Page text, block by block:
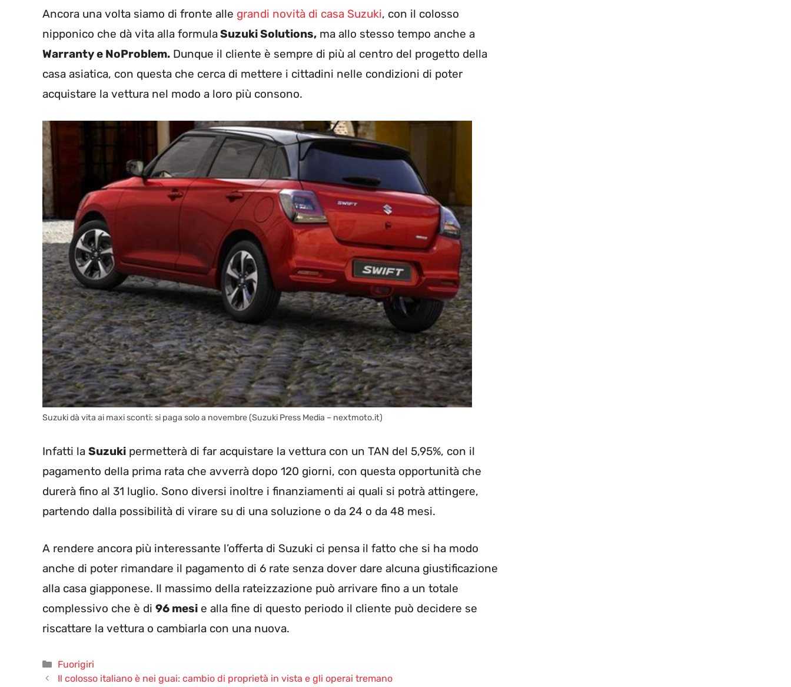
Ancora una volta siamo di fronte alle grandi novità di casa Suzuki, con il colosso
nipponico che dà vita alla formulaSuzuki Solutions, ma allo stesso tempo anche a
Warranty e NoProblem. Dunque il cliente è sempre di più al centro del progetto della
casa asiatica, con questa che cerca di mettere i cittadini nelle condizioni di poter
acquistare la vettura nel modo a loro più consono.
Suzuki dà vita ai maxi sconti: si paga solo a novembre (Suzuki Press Media – nextmoto.it)
Infatti la Suzuki permetterà di far acquistare la vettura con un TAN del 5,95%, con il
pagamento della prima rata che avverrà dopo 120 giorni, con questa opportunità che
durerà fino al 31 luglio. Sono diversi inoltre i finanziamenti ai quali si potrà attingere,
partendo dalla possibilità di virare su di una soluzione o da 24 o da 48 mesi.
A rendere ancora più interessante l’offerta di Suzuki ci pensa il fatto che si ha modo
anche di poter rimandare il pagamento di 6 rate senza dover dare alcuna giustificazione
alla casa giapponese. Il massimo della rateizzazione può arrivare fino a un totale
complessivo che è di 96 mesi e alla fine di questo periodo il cliente può decidere se
riscattare la vettura o cambiarla con una nuova.
Categorie
Fuorigiri
Il colosso italiano è nei guai: cambio di proprietà in vista e gli operai tremano